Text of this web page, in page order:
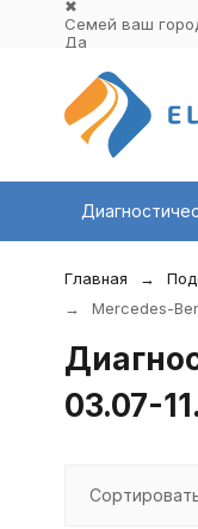
✖
Семей ваш
Да
Главная
Mercedes-
03.07-